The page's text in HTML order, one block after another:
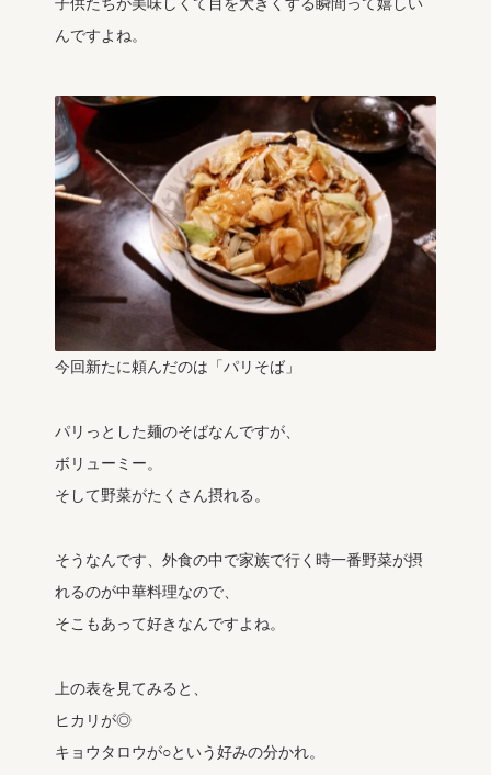
子供たちが美味しくて目を大きくする瞬間って嬉しい
んですよね。
今回新たに頼んだのは「パリそば」
パリっとした麺のそばなんですが、
ボリューミー。
そして野菜がたくさん摂れる。
そうなんです、外食の中で家族で行く時一番野菜が摂
れるのが中華料理なので、
そこもあって好きなんですよね。
上の表を見てみると、
ヒカリが◎
キョウタロウが○という好みの分かれ。